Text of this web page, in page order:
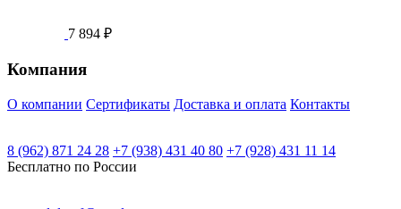
7 894 ₽
Компания
О компании Сертификаты Доставка и оплата Контакты
8 (962) 871 24 28 +7 (938) 431 40 80 +7 (928) 431 11 14
Бесплатно по России